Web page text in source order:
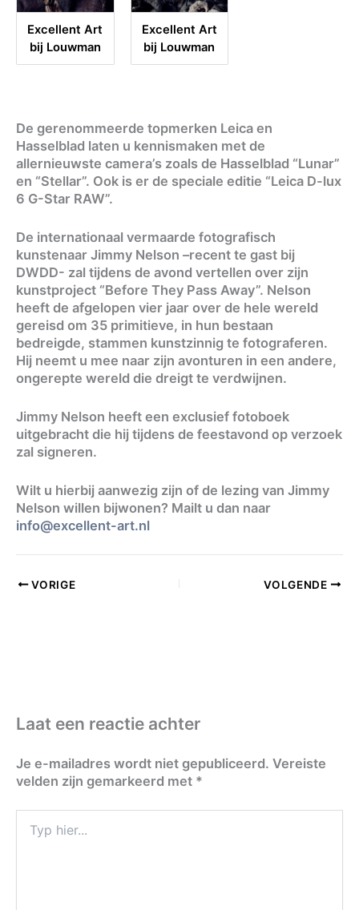
Excellent Art
bij Louwman
Excellent Art
bij Louwman
De gerenommeerde topmerken Leica en
Hasselblad laten u kennismaken met de
allernieuwste camera’s zoals de Hasselblad “Lunar”
en “Stellar”. Ook is er de speciale editie “Leica D-lux
6 G-Star RAW”.
De internationaal vermaarde fotografisch
kunstenaar Jimmy Nelson –recent te gast bij
DWDD- zal tijdens de avond vertellen over zijn
kunstproject “Before They Pass Away”. Nelson
heeft de afgelopen vier jaar over de hele wereld
gereisd om 35 primitieve, in hun bestaan
bedreigde, stammen kunstzinnig te fotograferen.
Hij neemt u mee naar zijn avonturen in een andere,
ongerepte wereld die dreigt te verdwijnen.
Jimmy Nelson heeft een exclusief fotoboek
uitgebracht die hij tijdens de feestavond op verzoek
zal signeren.
Wilt u hierbij aanwezig zijn of de lezing van Jimmy
Nelson willen bijwonen? Mailt u dan naar
info@excellent-art.nl
VORIGE VOLGENDE
Laat een reactie achter
Je e-mailadres wordt niet gepubliceerd. Vereiste
velden zijn gemarkeerd met *
hier...